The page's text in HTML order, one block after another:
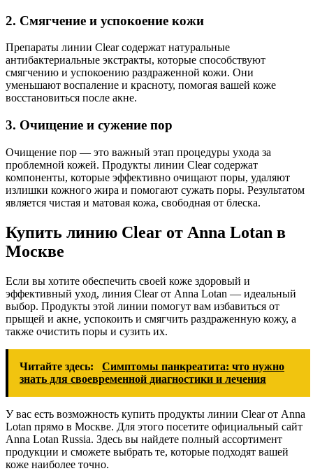
2. Смягчение и успокоение кожи
Препараты линии Clear содержат натуральные
антибактериальные экстракты, которые способствуют
смягчению и успокоению раздраженной кожи. Они
уменьшают воспаление и красноту, помогая вашей коже
восстановиться после акне.
3. Очищение и сужение пор
Очищение пор — это важный этап процедуры ухода за
проблемной кожей. Продукты линии Clear содержат
компоненты, которые эффективно очищают поры, удаляют
излишки кожного жира и помогают сужать поры. Результатом
является чистая и матовая кожа, свободная от блеска.
Купить линию Clear от Anna Lotan в
Москве
Если вы хотите обеспечить своей коже здоровый и
эффективный уход, линия Clear от Anna Lotan — идеальный
выбор. Продукты этой линии помогут вам избавиться от
прыщей и акне, успокоить и смягчить раздраженную кожу, а
также очистить поры и сузить их.
Читайте здесь:
Симптомы панкреатита: что нужно
знать для своевременной диагностики и лечения
У вас есть возможность купить продукты линии Clear от Anna
Lotan прямо в Москве. Для этого посетите официальный сайт
Anna Lotan Russia. Здесь вы найдете полный ассортимент
продукции и сможете выбрать те, которые подходят вашей
коже наиболее точно.